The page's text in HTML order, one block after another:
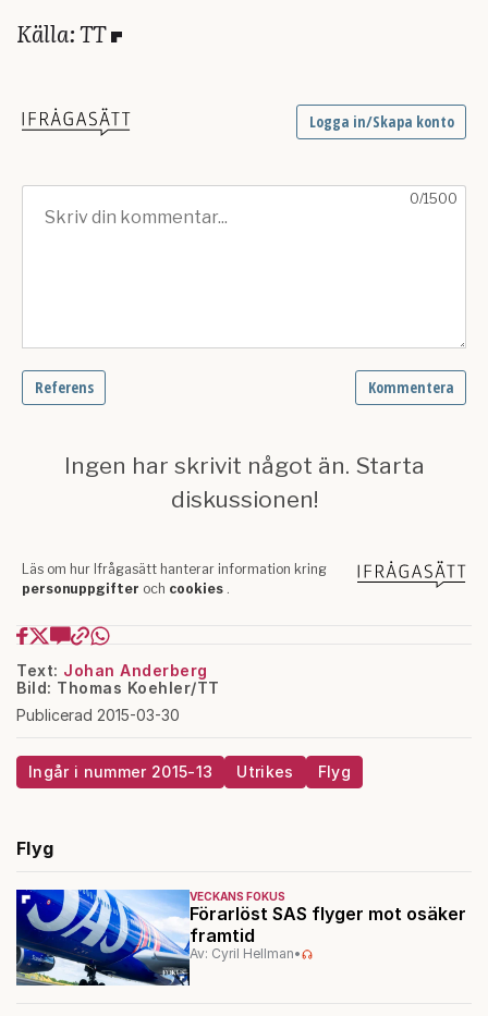
Källa: TT
Text: Johan Anderberg
Bild: Thomas Koehler/TT
Publicerad 2015-03-30
Ingår i nummer 2015-13 Utrikes Flyg
Flyg
VECKANS FOKUS
Förarlöst SAS flyger mot osäker
framtid
Av: Cyril Hellman•